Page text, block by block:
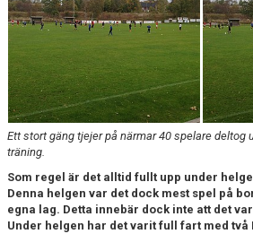
GRÄSROTEN
Ett stort gäng tjejer på närmar 40 spelare deltog
träning.
Som regel är det alltid fullt upp under
Denna helgen var det dock mest spel på
egna lag. Detta innebär dock inte att det
Under helgen har det varit full fart med två